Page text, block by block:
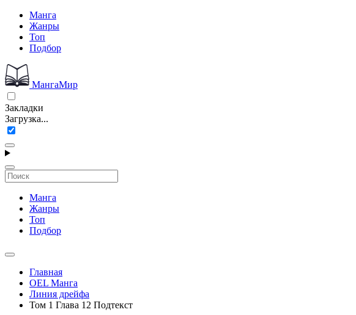
Манга
Жанры
Топ
Подбор
МангаМир
Закладки
Загрузка...
Манга
Жанры
Топ
Подбор
Главная
OEL Манга
Линия дрейфа
Том 1 Глава 12 Подтекст